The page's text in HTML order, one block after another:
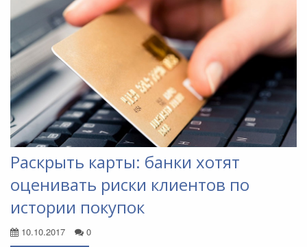
Раскрыть карты: банки хотят
оценивать риски клиентов по
истории покупок
10.10.2017 0